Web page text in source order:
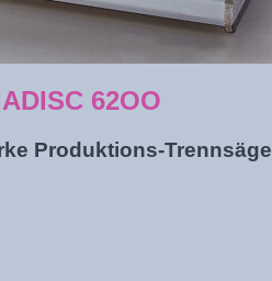
62OO
Produktions-Trennsäge